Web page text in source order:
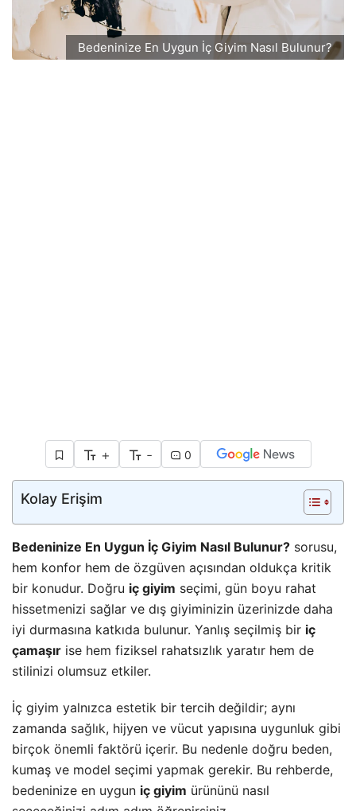
Bedeninize En Uygun İç Giyim Nasıl Bulunur?
+ - 0
Kolay Erişim
Bedeninize En Uygun İç Giyim Nasıl Bulunur? sorusu,
hem konfor hem de özgüven açısından oldukça kritik
bir konudur. Doğru iç giyim seçimi, gün boyu rahat
hissetmenizi sağlar ve dış giyiminizin üzerinizde daha
iyi durmasına katkıda bulunur. Yanlış seçilmiş bir iç
çamaşır ise hem fiziksel rahatsızlık yaratır hem de
stilinizi olumsuz etkiler.
İç giyim yalnızca estetik bir tercih değildir; aynı
zamanda sağlık, hijyen ve vücut yapısına uygunluk gibi
birçok önemli faktörü içerir. Bu nedenle doğru beden,
kumaş ve model seçimi yapmak gerekir. Bu rehberde,
bedeninize en uygun iç giyim ürününü nasıl